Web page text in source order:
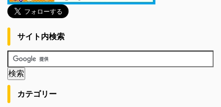
サイト内検索
カテゴリー